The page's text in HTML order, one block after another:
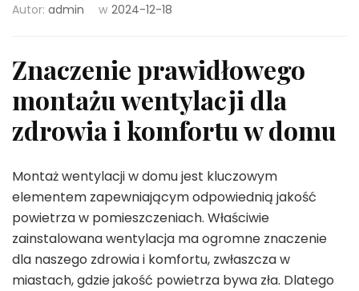
Autor: admin w 2024-12-18
Znaczenie prawidłowego
montażu wentylacji dla
zdrowia i komfortu w domu
Montaż wentylacji w domu jest kluczowym
elementem zapewniającym odpowiednią jakość
powietrza w pomieszczeniach. Właściwie
zainstalowana wentylacja ma ogromne znaczenie
dla naszego zdrowia i komfortu, zwłaszcza w
miastach, gdzie jakość powietrza bywa zła. Dlatego